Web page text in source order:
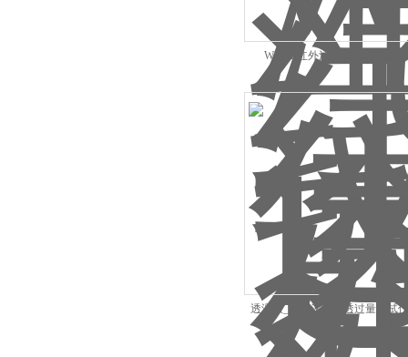
W401L红外法水蒸气透过率
透湿仪_红外法水汽透过量测试